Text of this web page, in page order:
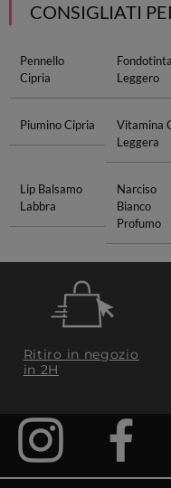
CONSIGLIATI
Pennello
Cipria
Fondotinta
Leggero
Piumino Cipria
Vitamina
Leggera
Lip Balsamo
Labbra
Narciso
Bianco
Profumo
Ritiro in negozio
in 2H